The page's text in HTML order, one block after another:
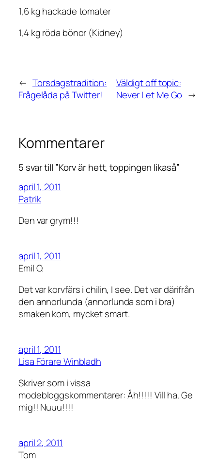
1,6 kg hackade tomater
1,4 kg röda bönor (Kidney)
← Torsdagstradition:
Frågelåda på Twitter!
Väldigt off topic:
Never Let Me Go →
Kommentarer
5 svar till ”Korv är hett, toppingen likaså”
april 1, 2011
Patrik
Den var grym!!!
april 1, 2011
Emil O.
Det var korvfärs i chilin, I see. Det var därifrån
den annorlunda (annorlunda som i bra)
smaken kom, mycket smart.
april 1, 2011
Lisa Förare Winbladh
Skriver som i vissa
modebloggskommentarer: Åh!!!!! Vill ha. Ge
mig!! Nuuu!!!!
april 2, 2011
Tom